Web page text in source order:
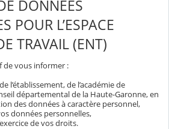
DONNEES
POUR L’ESPACE
TRAVAIL (ENT)
de vous informer :
l’établissement, de l’académie de
départemental de la Haute-Garonne, en
des données à caractère personnel,
données personnelles,
de vos droits.